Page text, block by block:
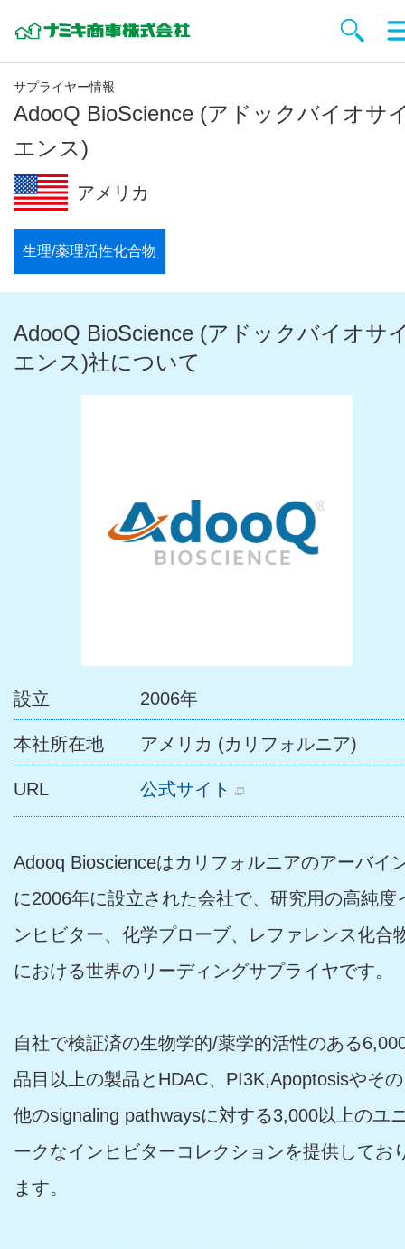
サプライヤー情報
AdooQ BioScience (アドックバイオサ
エンス)
アメリカ
生理/薬理活性化合物
AdooQ BioScience (アドックバイオサ
エンス)社について
設立 2006年
本社所在地 アメリカ (カリフォルニア)
URL
Adooq Bioscienceはカリフォルニアのアーバイ
に2006年に設立された会社で、研究用の高純度
ンヒビター、化学プローブ、レファレンス化合
における世界のリーディングサプライヤです。
自社で検証済の生物学的/薬学的活性のある
品目以上の製品とHDAC、PI3K,Apoptosisやその
他のsignaling pathwaysに対する3,000以上のユ
ークなインヒビターコレクションを提供してお
ます。